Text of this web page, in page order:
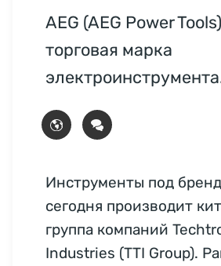
AEG (AEG Power
торговая марка
Инструменты под
сегодня производит
группа компаний
Industries (TTI Group).